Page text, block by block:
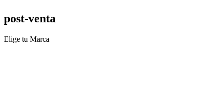
post-venta
Elige tu Marca